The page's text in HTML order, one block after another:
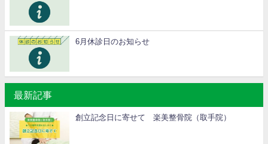
6月休診日のお知らせ
最新記事
創立記念日に寄せて 楽美整骨院（取手院）